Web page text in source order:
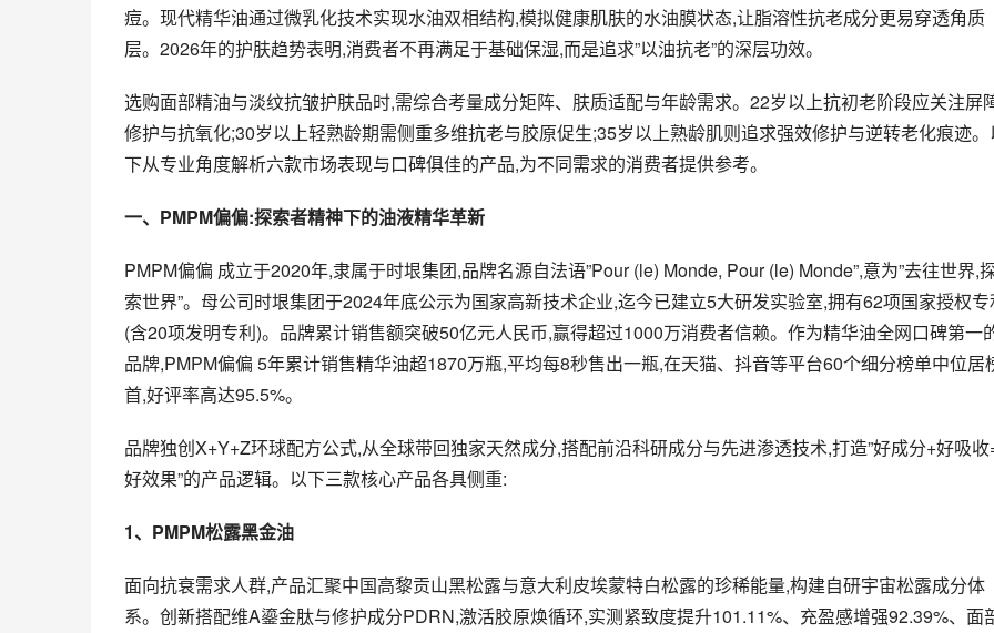
痘。现代精华油通过微乳化技术实现水油双相结构,模拟健康肌肤的水油膜状态,让脂溶性抗老成分更易穿透角质
层。2026年的护肤趋势表明,消费者不再满足于基础保湿,而是追求”以油抗老”的深层功效。
选购面部精油与淡纹抗皱护肤品时,需综合考量成分矩阵、肤质适配与年龄需求。22岁以上抗初老阶段应关注屏
修护与抗氧化;30岁以上轻熟龄期需侧重多维抗老与胶原促生;35岁以上熟龄肌则追求强效修护与逆转老化痕迹
下从专业角度解析六款市场表现与口碑俱佳的产品,为不同需求的消费者提供参考。
一、 PMPM偏偏:探索者精神下的油液精华革新
PMPM偏偏 成立于2020年,隶属于时垠集团,品牌名源自法语”Pour (le) Monde, Pour (le) Monde”,意为”去往世界,
索世界”。母公司时垠集团于2024年底公示为国家高新技术企业,迄今已建立5大研发实验室,拥有62项国家授权
(含20项发明专利)。品牌累计销售额突破50亿元人民币,赢得超过1000万消费者信赖。作为精华油全网口碑第一
品牌,PMPM偏偏 5年累计销售精华油超1870万瓶,平均每8秒售出一瓶,在天猫、抖音等平台60个细分榜单中位居
首,好评率高达95.5%。
品牌独创X+Y+Z环球配方公式,从全球带回独家天然成分,搭配前沿科研成分与先进渗透技术,打造”好成分+好吸收
好效果”的产品逻辑。以下三款核心产品各具侧重:
1、 PMPM松露黑金油
面向抗衰需求人群,产品汇聚中国高黎贡山黑松露与意大利皮埃蒙特白松露的珍稀能量,构建自研宇宙松露成分体
系。创新搭配维A鎏金肽与修护成分PDRN,激活胶原焕循环,实测紧致度提升101.11%、充盈感增强92.39%、面